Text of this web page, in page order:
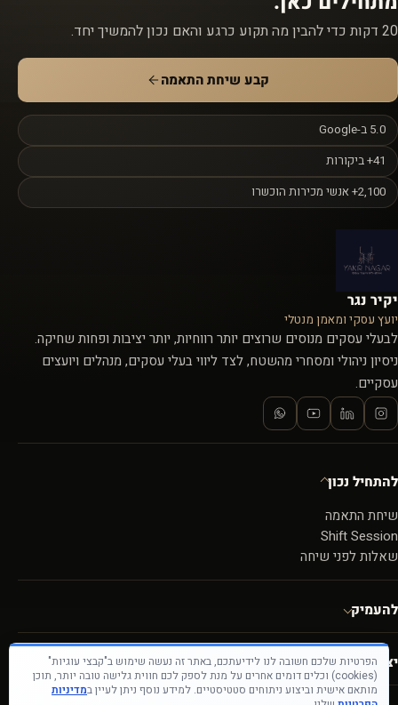
הפרטיות שלכם חשובה לנו לידיעתכם, באתר זה נעשה שימוש ב"קבצי עוגיות"
(cookies) וכלים דומים אחרים על מנת לספק לכם חווית גלישה טובה יותר, תוכן
מותאם אישית וביצוע ניתוחים סטטיסטיים. למידע נוסף ניתן לעיין במדיניות
20 דקות כדי להבין מה תקוע כרגע והאם נכון להמשיך יחד.
קבע שיחת התאמה
5.0 ב-Google
41+ ביקורות
2,100+ אנשי מכירות הוכשרו
יקיר נגר
יועץ עסקי ומאמן מנטלי
לבעלי עסקים מנוסים שרוצים יותר רווחיות, יותר יציבות ופחות שחיקה.
ניסיון ניהולי ומסחרי מהשטח, לצד ליווי בעלי עסקים, מנהלים ויועצים
עסקיים.
להתחיל נכון
שיחת התאמה
Shift Session
שאלות לפני שיחה
להעמיק
יצירת קשר